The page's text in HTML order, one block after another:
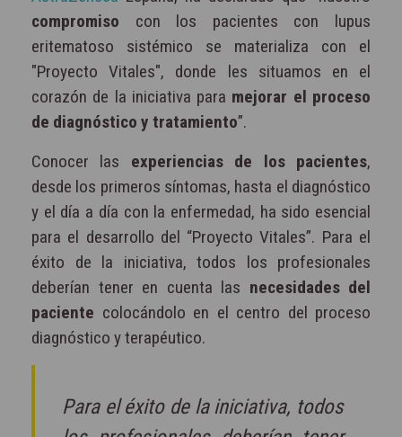
compromiso con los pacientes con lupus
eritematoso sistémico se materializa con el
"Proyecto Vitales", donde les situamos en el
corazón de la iniciativa para mejorar el proceso
de diagnóstico y tratamiento”.
Conocer las experiencias de los pacientes,
desde los primeros síntomas, hasta el diagnóstico
y el día a día con la enfermedad, ha sido esencial
para el desarrollo del “Proyecto Vitales”. Para el
éxito de la iniciativa, todos los profesionales
deberían tener en cuenta las necesidades del
paciente colocándolo en el centro del proceso
diagnóstico y terapéutico.
Para el éxito de la iniciativa, todos